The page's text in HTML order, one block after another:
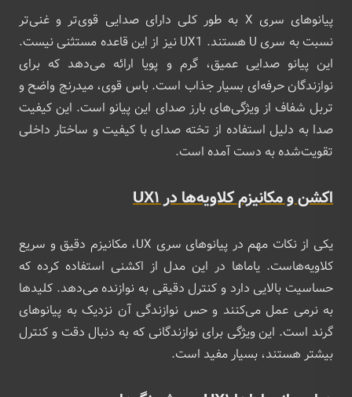
پیانوهای سری X به طور کلی دارای صدایی قوی‌تر و غنی‌تر
نسبت به سری U هستند. UX1 نیز از این قاعده مستثنی نیست.
این پیانو صدایی عمیق، گرم و پویا ارائه می‌دهد که برای
نوازندگان حرفه‌ای بسیار جذاب است. باس قوی، میدرنج واضح و
تربل شفاف از ویژگی‌های بارز صدای این پیانو است. این کیفیت
صدا به دلیل استفاده از تخته صدای با کیفیت و ساختار داخلی
تقویت‌شده به دست آمده است.
اکشن و مکانیزم کلاویه‌ها در UX1
یکی از نکات مهم در پیانوهای سری UX، مکانیزم دقیق و سریع
کلاویه‌هاست. یاماها در این مدل از اکشنی استفاده کرده که
حساسیت بالایی دارد و کنترل دقیقی به نوازنده می‌دهد. کلیدها
به نرمی عمل می‌کنند و حس نوازندگی آن نزدیک به پیانوهای
گرند است. این ویژگی برای نوازندگانی که به دنبال دقت و کنترل
بیشتر هستند، بسیار مفید است.